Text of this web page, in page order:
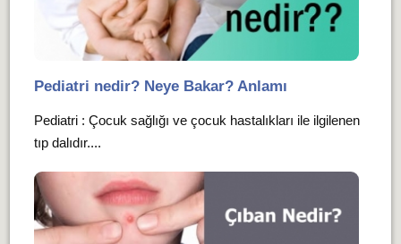
Pediatri nedir? Neye Bakar? Anlamı
Pediatri : Çocuk sağlığı ve çocuk hastalıkları ile ilgilenen
tıp dalıdır....